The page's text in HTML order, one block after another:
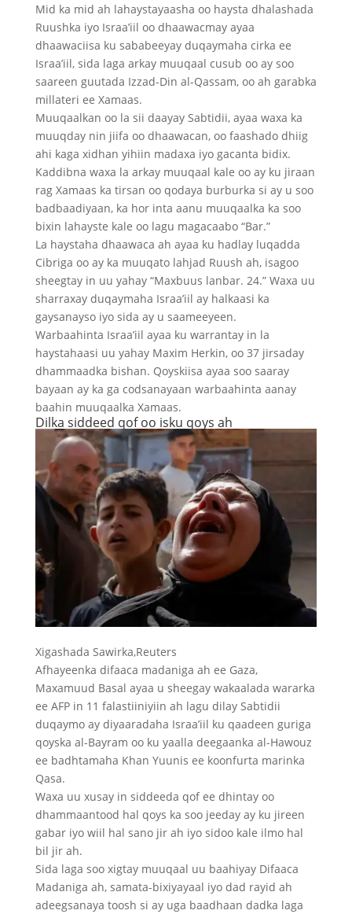
Mid ka mid ah lahaystayaasha oo haysta dhalashada
Ruushka iyo Israa’iil oo dhaawacmay ayaa
dhaawaciisa ku sababeeyay duqaymaha cirka ee
Israa’iil, sida laga arkay muuqaal cusub oo ay soo
saareen guutada Izzad-Din al-Qassam, oo ah garabka
millateri ee Xamaas.
Muuqaalkan oo la sii daayay Sabtidii, ayaa waxa ka
muuqday nin jiifa oo dhaawacan, oo faashado dhiig
ahi kaga xidhan yihiin madaxa iyo gacanta bidix.
Kaddibna waxa la arkay muuqaal kale oo ay ku jiraan
rag Xamaas ka tirsan oo qodaya burburka si ay u soo
badbaadiyaan, ka hor inta aanu muuqaalka ka soo
bixin lahayste kale oo lagu magacaabo “Bar.”
La haystaha dhaawaca ah ayaa ku hadlay luqadda
Cibriga oo ay ka muuqato lahjad Ruush ah, isagoo
sheegtay in uu yahay “Maxbuus lanbar. 24.” Waxa uu
sharraxay duqaymaha Israa’iil ay halkaasi ka
gaysanayso iyo sida ay u saameeyeen.
Warbaahinta Israa’iil ayaa ku warrantay in la
haystahaasi uu yahay Maxim Herkin, oo 37 jirsaday
dhammaadka bishan. Qoyskiisa ayaa soo saaray
bayaan ay ka ga codsanayaan warbaahinta aanay
baahin muuqaalka Xamaas.
Dilka siddeed qof oo isku qoys ah
Xigashada Sawirka,Reuters
Afhayeenka difaaca madaniga ah ee Gaza,
Maxamuud Basal ayaa u sheegay wakaalada wararka
ee AFP in 11 falastiiniyiin ah lagu dilay Sabtidii
duqaymo ay diyaaradaha Israa’iil ku qaadeen guriga
qoyska al-Bayram oo ku yaalla deegaanka al-Hawouz
ee badhtamaha Khan Yuunis ee koonfurta marinka
Qasa.
Waxa uu xusay in siddeeda qof ee dhintay oo
dhammaantood hal qoys ka soo jeeday ay ku jireen
gabar iyo wiil hal sano jir ah iyo sidoo kale ilmo hal
bil jir ah.
Sida laga soo xigtay muuqaal uu baahiyay Difaaca
Madaniga ah, samata-bixiyayaal iyo dad rayid ah
adeegsanaya toosh si ay uga baadhaan dadka laga